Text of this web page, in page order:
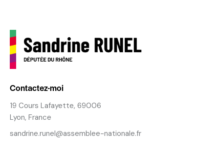
Contactez-moi
19 Cours Lafayette, 69006
Lyon, France
sandrine.runel@assemblee-nationale.fr